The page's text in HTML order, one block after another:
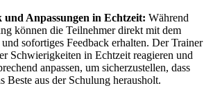
und Anpassungen in Echtzeit: Während
können die Teilnehmer direkt mit dem
sofortiges Feedback erhalten. Der Trainer
Schwierigkeiten in Echtzeit reagieren und
anpassen, um sicherzustellen, dass
Beste aus der Schulung herausholt.